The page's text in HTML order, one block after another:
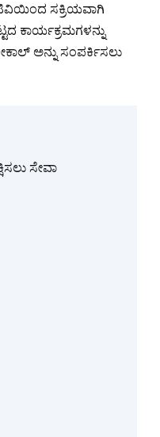
ಸಕ್ರಿಯವಾಗಿ
ಕಾರ್ಯಕ್ರಮಗಳನ್ನು
ಅನ್ನು ಸಂಪರ್ಕಿಸಲು
ಸೇವಾ